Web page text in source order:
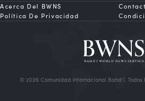
Acerca Del BWNS
Política De Privacidad
© 2026 Comunidad Internacional Bahá’í. Todos